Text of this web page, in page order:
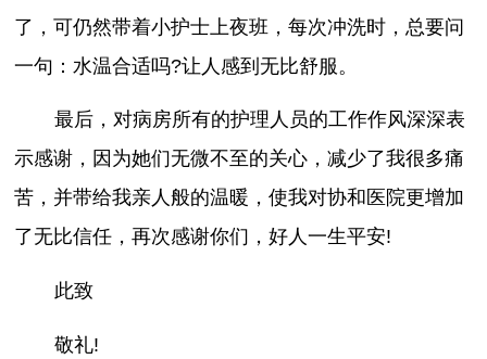
了，可仍然带着小护士上夜班，每次冲洗时，总要问
一句：水温合适吗?让人感到无比舒服。
最后，对病房所有的护理人员的工作作风深深表
示感谢，因为她们无微不至的关心，减少了我很多痛
苦，并带给我亲人般的温暖，使我对协和医院更增加
了无比信任，再次感谢你们，好人一生平安!
此致
敬礼!